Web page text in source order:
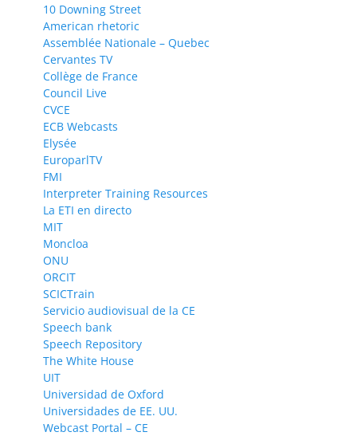
10 Downing Street
American rhetoric
Assemblée Nationale – Quebec
Cervantes TV
Collège de France
Council Live
CVCE
ECB Webcasts
Elysée
EuroparlTV
FMI
Interpreter Training Resources
La ETI en directo
MIT
Moncloa
ONU
ORCIT
SCICTrain
Servicio audiovisual de la CE
Speech bank
Speech Repository
The White House
UIT
Universidad de Oxford
Universidades de EE. UU.
Webcast Portal – CE